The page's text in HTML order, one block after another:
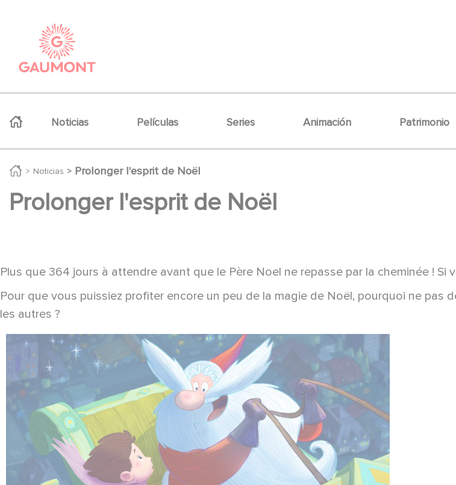
Noticias Películas Series Animación Patrimonio
Noticias Prolonger l'esprit de Noël
Prolonger l'esprit de Noël
Plus que 364 jours à attendre avant que le Père Noel ne repasse par la cheminée !
Pour que vous puissiez profiter encore un peu de la magie de Noël, pourquoi ne pas
les autres ?